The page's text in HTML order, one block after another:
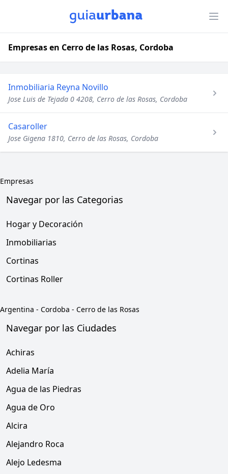
Empresas en Cerro de las Rosas, Cordoba
Inmobiliaria Reyna Novillo
Jose Luis de Tejada 0 4208, Cerro de las Rosas, Cordoba
Casaroller
Jose Gigena 1810, Cerro de las Rosas, Cordoba
Empresas
Navegar por las Categorias
Hogar y Decoración
Inmobiliarias
Cortinas
Cortinas Roller
Argentina - Cordoba - Cerro de las Rosas
Navegar por las Ciudades
Achiras
Adelia María
Agua de las Piedras
Agua de Oro
Alcira
Alejandro Roca
Alejo Ledesma